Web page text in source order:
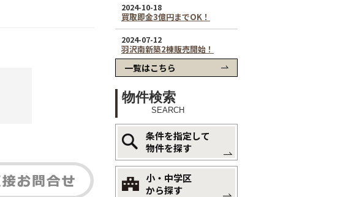
一覧はこちら
物件検索
SEARCH
条件を指定して
物件を探す
小・中学区
から探す